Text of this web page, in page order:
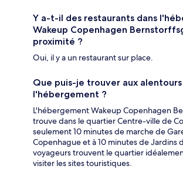
Y a-t-il des restaurants dans
Wakeup Copenhagen
proximité ?
Oui, il y a un restaurant sur place.
Que puis-je trouver aux
l'hébergement ?
L'hébergement Wakeup Copenhagen
trouve dans le quartier Centre-ville de
seulement 10 minutes de marche de
Copenhague et à 10 minutes de Jardins
voyageurs trouvent le quartier
visiter les sites touristiques.